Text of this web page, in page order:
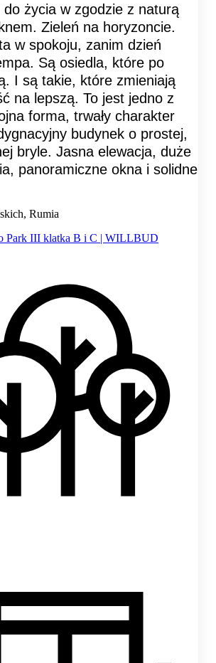
do życia w zgodzie z naturą
Zieleń na horyzoncie.
w spokoju, zanim dzień
Są osiedla, które po
I są takie, które zmieniają
na lepszą. To jest jedno z
forma, trwały charakter
budynek o prostej,
bryle. Jasna elewacja, duże
panoramiczne okna i solidne
Rumia
Park III klatka B i C | WILLBUD